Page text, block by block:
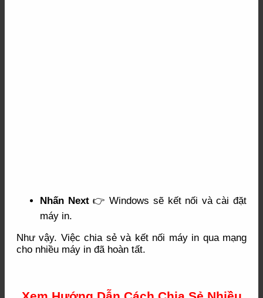
Nhấn Next👉 Windows sẽ kết nối và cài đặt
máy in.
Như vậy. Việc chia sẻ và kết nối máy in qua mạng
cho nhiều máy in đã hoàn tất.